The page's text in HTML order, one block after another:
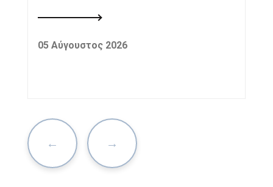
05 Αύγουστος 2026